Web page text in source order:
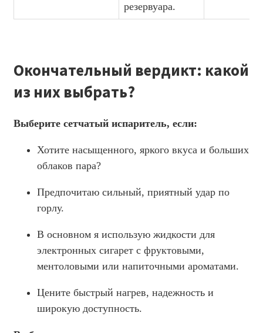
резервуара.
Окончательный вердикт: какой
из них выбрать?
Выберите сетчатый испаритель, если:
Хотите насыщенного, яркого вкуса и больших
облаков пара?
Предпочитаю сильный, приятный удар по
горлу.
В основном я использую жидкости для
электронных сигарет с фруктовыми,
ментоловыми или напиточными ароматами.
Цените быстрый нагрев, надежность и
широкую доступность.